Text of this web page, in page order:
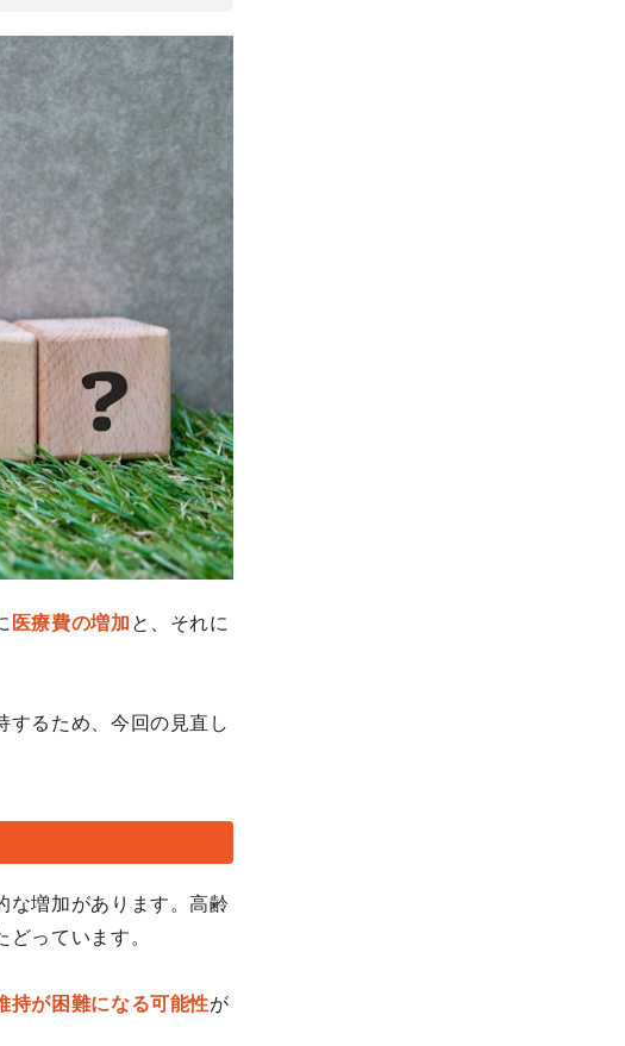
医療費の増加 と、それに
するため、今回の見直し
な増加があります。高齢
っています。
持が困難になる可能性が